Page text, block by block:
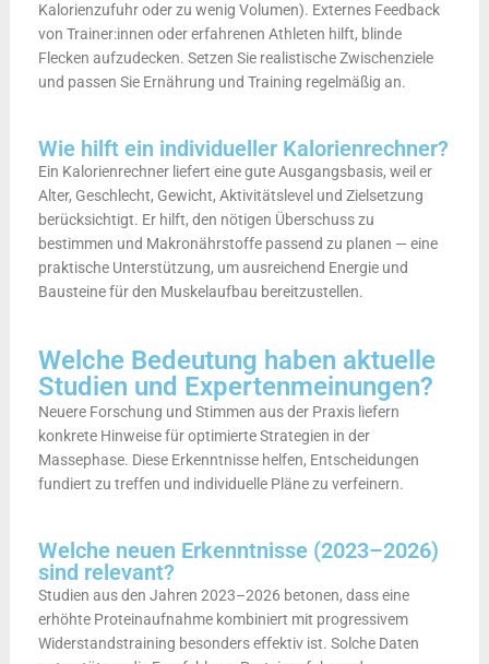
Kalorienzufuhr oder zu wenig Volumen). Externes Feedback
von Trainer:innen oder erfahrenen Athleten hilft, blinde
Flecken aufzudecken. Setzen Sie realistische Zwischenziele
und passen Sie Ernährung und Training regelmäßig an.
Wie hilft ein individueller Kalorienrechner?
Ein Kalorienrechner liefert eine gute Ausgangsbasis, weil er
Alter, Geschlecht, Gewicht, Aktivitätslevel und Zielsetzung
berücksichtigt. Er hilft, den nötigen Überschuss zu
bestimmen und Makronährstoffe passend zu planen — eine
praktische Unterstützung, um ausreichend Energie und
Bausteine für den Muskelaufbau bereitzustellen.
Welche Bedeutung haben aktuelle
Studien und Expertenmeinungen?
Neuere Forschung und Stimmen aus der Praxis liefern
konkrete Hinweise für optimierte Strategien in der
Massephase. Diese Erkenntnisse helfen, Entscheidungen
fundiert zu treffen und individuelle Pläne zu verfeinern.
Welche neuen Erkenntnisse (2023–2026)
sind relevant?
Studien aus den Jahren 2023–2026 betonen, dass eine
erhöhte Proteinaufnahme kombiniert mit progressivem
Widerstandstraining besonders effektiv ist. Solche Daten